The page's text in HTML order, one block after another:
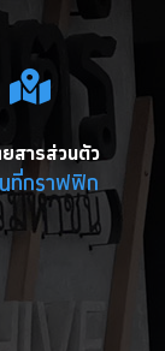
สารส่วนตัว
ที่กราฟฟิก